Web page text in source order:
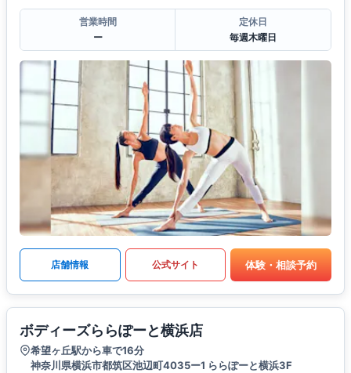
営業時間
ー
定休日
毎週木曜日
店舗情報 公式サイト 体験・相談予約
ボディーズららぽーと横浜店
希望ヶ丘駅から車で16分
神奈川県横浜市都筑区池辺町4035ー1 ららぽーと横浜3F